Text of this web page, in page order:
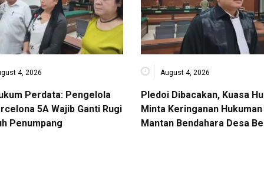
4, 2026
Perdata: Pengelola
5A Wajib Ganti Rugi
Penumpang
August 4, 2026
Pledoi Dibacakan, Kuasa
Minta Keringanan
Mantan Bendahara Desa